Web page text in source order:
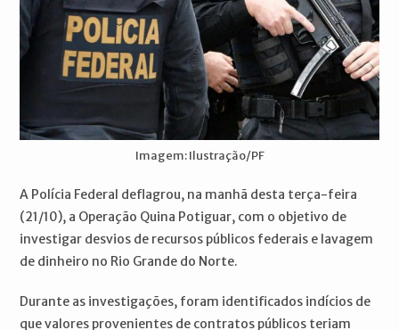
Imagem: Ilustração/PF
A Polícia Federal deflagrou, na manhã desta terça-feira
(21/10), a Operação Quina Potiguar, com o objetivo de
investigar desvios de recursos públicos federais e lavagem
de dinheiro no Rio Grande do Norte.
Durante as investigações, foram identificados indícios de
que valores provenientes de contratos públicos teriam